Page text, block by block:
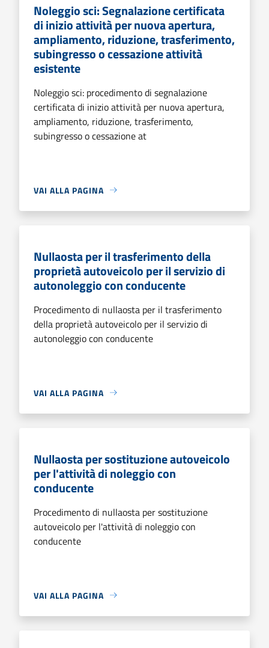
Noleggio sci: Segnalazione certificata
di inizio attività per nuova apertura,
ampliamento, riduzione, trasferimento,
subingresso o cessazione attività
esistente
Noleggio sci: procedimento di segnalazione
certificata di inizio attività per nuova apertura,
ampliamento, riduzione, trasferimento,
subingresso o cessazione at
VAI ALLA PAGINA
Nullaosta per il trasferimento della
proprietà autoveicolo per il servizio di
autonoleggio con conducente
Procedimento di nullaosta per il trasferimento
della proprietà autoveicolo per il servizio di
autonoleggio con conducente
VAI ALLA PAGINA
Nullaosta per sostituzione autoveicolo
per l'attività di noleggio con
conducente
Procedimento di nullaosta per sostituzione
autoveicolo per l'attività di noleggio con
conducente
VAI ALLA PAGINA